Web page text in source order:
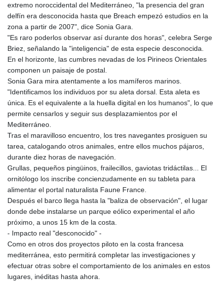
extremo noroccidental del Mediterráneo, "la presencia del gran
delfín era desconocida hasta que Breach empezó estudios en la
zona a partir de 2007", dice Sonia Gara.
"Es raro poderlos observar así durante dos horas", celebra Serge
Briez, señalando la "inteligencia" de esta especie desconocida.
En el horizonte, las cumbres nevadas de los Pirineos Orientales
componen un paisaje de postal.
Sonia Gara mira atentamente a los mamíferos marinos.
"Identificamos los individuos por su aleta dorsal. Esta aleta es
única. Es el equivalente a la huella digital en los humanos", lo que
permite censarlos y seguir sus desplazamientos por el
Mediterráneo.
Tras el maravilloso encuentro, los tres navegantes prosiguen su
tarea, catalogando otros animales, entre ellos muchos pájaros,
durante diez horas de navegación.
Grullas, pequeños pingüinos, frailecillos, gaviotas tridáctilas... El
ornitólogo los inscribe concienzudamente en su tableta para
alimentar el portal naturalista Faune France.
Después el barco llega hasta la "baliza de observación", el lugar
donde debe instalarse un parque eólico experimental el año
próximo, a unos 15 km de la costa.
- Impacto real "desconocido" -
Como en otros dos proyectos piloto en la costa francesa
mediterránea, esto permitirá completar las investigaciones y
efectuar otras sobre el comportamiento de los animales en estos
lugares, inéditas hasta ahora.